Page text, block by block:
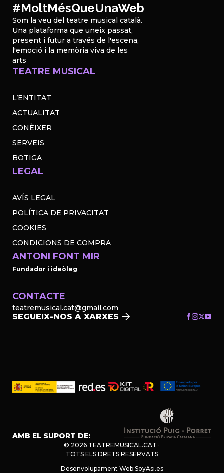
#MoltMésQueUnaWeb
Som la veu del teatre musical català.
Una plataforma que uneix passat,
present i futur a través de l'escena,
l'emoció i la memòria viva de les
arts
TEATRE MUSICAL
L’ENTITAT
ACTUALITAT
CONÈIXER
SERVEIS
BOTIGA
LEGAL
AVÍS LEGAL
POLÍTICA DE PRIVACITAT
COOKIES
CONDICIONS DE COMPRA
ANTONI FONT MIR
Fundador i ideòleg
CONTACTE
teatremusical.cat@gmail.com
SEGUEIX-NOS A XARXES
AMB EL SUPORT DE:
© 2026 TEATREMUSICAL.CAT ·
TOTS ELS DRETS RESERVATS
Desenvolupament Web:SoyAsi.es